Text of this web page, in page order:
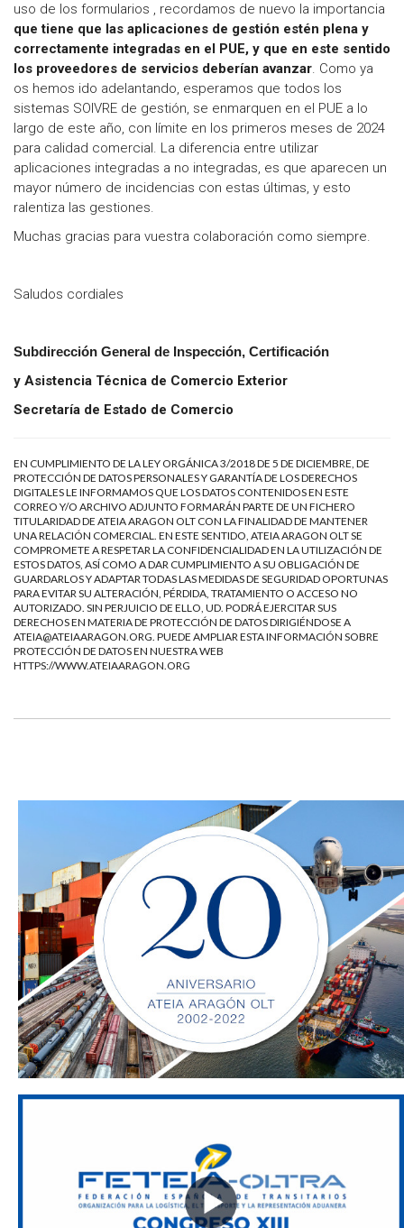
uso de los formularios , recordamos de nuevo la importancia
que tiene que las aplicaciones de gestión estén plena y
correctamente integradas en el PUE, y que en este sentido
los proveedores de servicios deberían avanzar. Como ya
os hemos ido adelantando, esperamos que todos los
sistemas SOIVRE de gestión, se enmarquen en el PUE a lo
largo de este año, con límite en los primeros meses de 2024
para calidad comercial. La diferencia entre utilizar
aplicaciones integradas a no integradas, es que aparecen un
mayor número de incidencias con estas últimas, y esto
ralentiza las gestiones.
Muchas gracias para vuestra colaboración como siempre.
Saludos cordiales
Subdirección General de Inspección, Certificación
y Asistencia Técnica de Comercio Exterior
Secretaría de Estado de Comercio
EN CUMPLIMIENTO DE LA LEY ORGÁNICA 3/2018 DE 5 DE DICIEMBRE, DE
PROTECCIÓN DE DATOS PERSONALES Y GARANTÍA DE LOS DERECHOS
DIGITALES LE INFORMAMOS QUE LOS DATOS CONTENIDOS EN ESTE
CORREO Y/O ARCHIVO ADJUNTO FORMARÁN PARTE DE UN FICHERO
TITULARIDAD DE ATEIA ARAGON OLT CON LA FINALIDAD DE MANTENER
UNA RELACIÓN COMERCIAL. EN ESTE SENTIDO, ATEIA ARAGON OLT SE
COMPROMETE A RESPETAR LA CONFIDENCIALIDAD EN LA UTILIZACIÓN DE
ESTOS DATOS, ASÍ COMO A DAR CUMPLIMIENTO A SU OBLIGACIÓN DE
GUARDARLOS Y ADAPTAR TODAS LAS MEDIDAS DE SEGURIDAD OPORTUNAS
PARA EVITAR SU ALTERACIÓN, PÉRDIDA, TRATAMIENTO O ACCESO NO
AUTORIZADO. SIN PERJUICIO DE ELLO, UD. PODRÁ EJERCITAR SUS
DERECHOS EN MATERIA DE PROTECCIÓN DE DATOS DIRIGIÉNDOSE A
ATEIA@ATEIAARAGON.ORG. PUEDE AMPLIAR ESTA INFORMACIÓN SOBRE
PROTECCIÓN DE DATOS EN NUESTRA WEB
HTTPS://WWW.ATEIAARAGON.ORG